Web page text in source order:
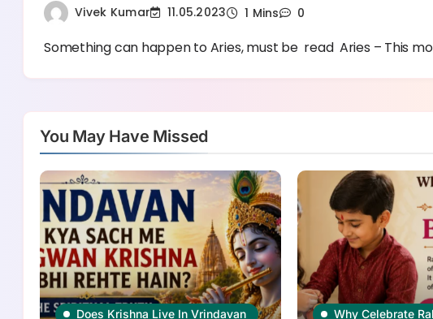
Vivek Kumar 11.05.2023 1 Mins 0
Something can happen to Aries, must be read Aries – This
You May Have Missed
Does Krishna Live In Vrindavan Why Celebrate